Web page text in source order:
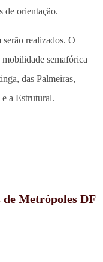
de orientação.
realizados. O
semafórica
das Palmeiras,
a Estrutural.
de Metrópoles DF